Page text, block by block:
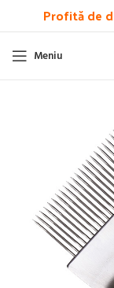
Profită de
Meniu